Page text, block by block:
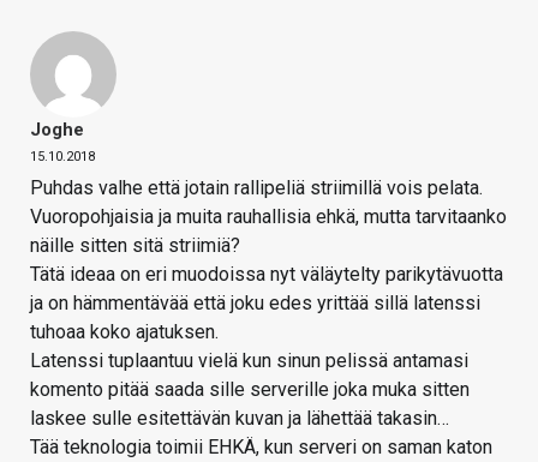
Joghe
15.10.2018
Puhdas valhe että jotain rallipeliä striimillä vois pelata.
Vuoropohjaisia ja muita rauhallisia ehkä, mutta tarvitaanko
näille sitten sitä striimiä?
Tätä ideaa on eri muodoissa nyt väläytelty parikytävuotta
ja on hämmentävää että joku edes yrittää sillä latenssi
tuhoaa koko ajatuksen.
Latenssi tuplaantuu vielä kun sinun pelissä antamasi
komento pitää saada sille serverille joka muka sitten
laskee sulle esitettävän kuvan ja lähettää takasin…
Tää teknologia toimii EHKÄ, kun serveri on saman katon